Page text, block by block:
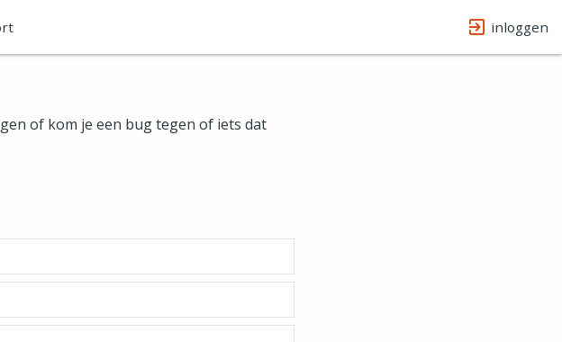
inloggen
of kom je een bug tegen of iets dat